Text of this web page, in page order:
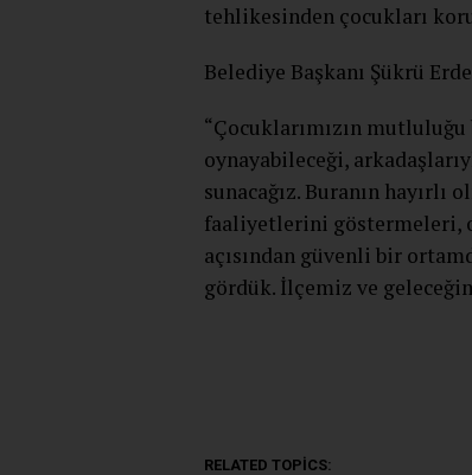
tehlikesinden çocukları
Belediye Başkanı Şükrü
“Çocuklarımızın
oynayabileceği,
sunacağız. Buranın hayırlı
faaliyetlerini göstermeleri,
açısından güvenli bir
gördük. İlçemiz ve
RELATED TOPICS: